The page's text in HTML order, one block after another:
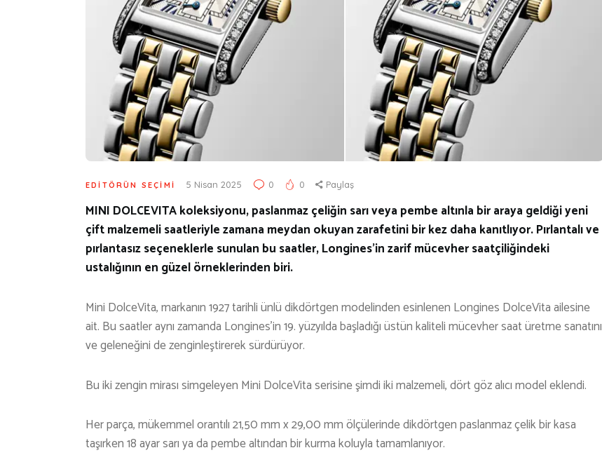
EDITÖRÜN SEÇIMI 5 Nisan 2025 0 0 Paylaş
MINI DOLCEVITA koleksiyonu, paslanmaz çeliğin sarı veya pembe altınla bir araya geldiği yeni
çift malzemeli saatleriyle zamana meydan okuyan zarafetini bir kez daha kanıtlıyor. Pırlantalı ve
pırlantasız seçeneklerle sunulan bu saatler, Longines’in zarif mücevher saatçiliğindeki
ustalığının en güzel örneklerinden biri.
Mini DolceVita, markanın 1927 tarihli ünlü dikdörtgen modelinden esinlenen Longines DolceVita ailesine
ait. Bu saatler aynı zamanda Longines’in 19. yüzyılda başladığı üstün kaliteli mücevher saat üretme sanatını
ve geleneğini de zenginleştirerek sürdürüyor.
Bu iki zengin mirası simgeleyen Mini DolceVita serisine şimdi iki malzemeli, dört göz alıcı model eklendi.
Her parça, mükemmel orantılı 21,50 mm x 29,00 mm ölçülerinde dikdörtgen paslanmaz çelik bir kasa
taşırken 18 ayar sarı ya da pembe altından bir kurma koluyla tamamlanıyor.